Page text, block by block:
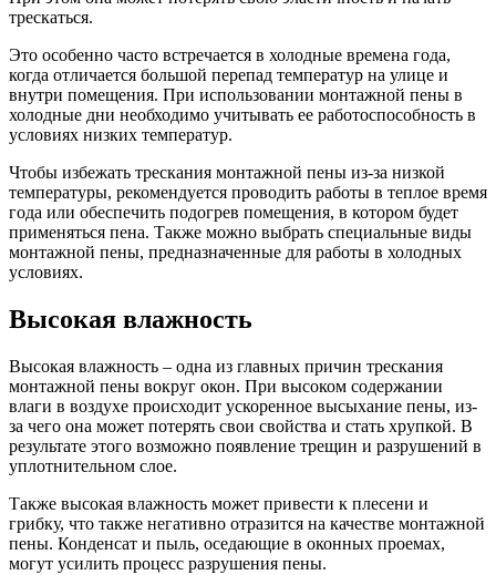
трескаться.
Это особенно часто встречается в холодные времена года,
когда отличается большой перепад температур на улице и
внутри помещения. При использовании монтажной пены в
холодные дни необходимо учитывать ее работоспособность в
условиях низких температур.
Чтобы избежать трескания монтажной пены из-за низкой
температуры, рекомендуется проводить работы в теплое время
года или обеспечить подогрев помещения, в котором будет
применяться пена. Также можно выбрать специальные виды
монтажной пены, предназначенные для работы в холодных
условиях.
Высокая влажность
Высокая влажность – одна из главных причин трескания
монтажной пены вокруг окон. При высоком содержании
влаги в воздухе происходит ускоренное высыхание пены, из-
за чего она может потерять свои свойства и стать хрупкой. В
результате этого возможно появление трещин и разрушений в
уплотнительном слое.
Также высокая влажность может привести к плесени и
грибку, что также негативно отразится на качестве монтажной
пены. Конденсат и пыль, оседающие в оконных проемах,
могут усилить процесс разрушения пены.